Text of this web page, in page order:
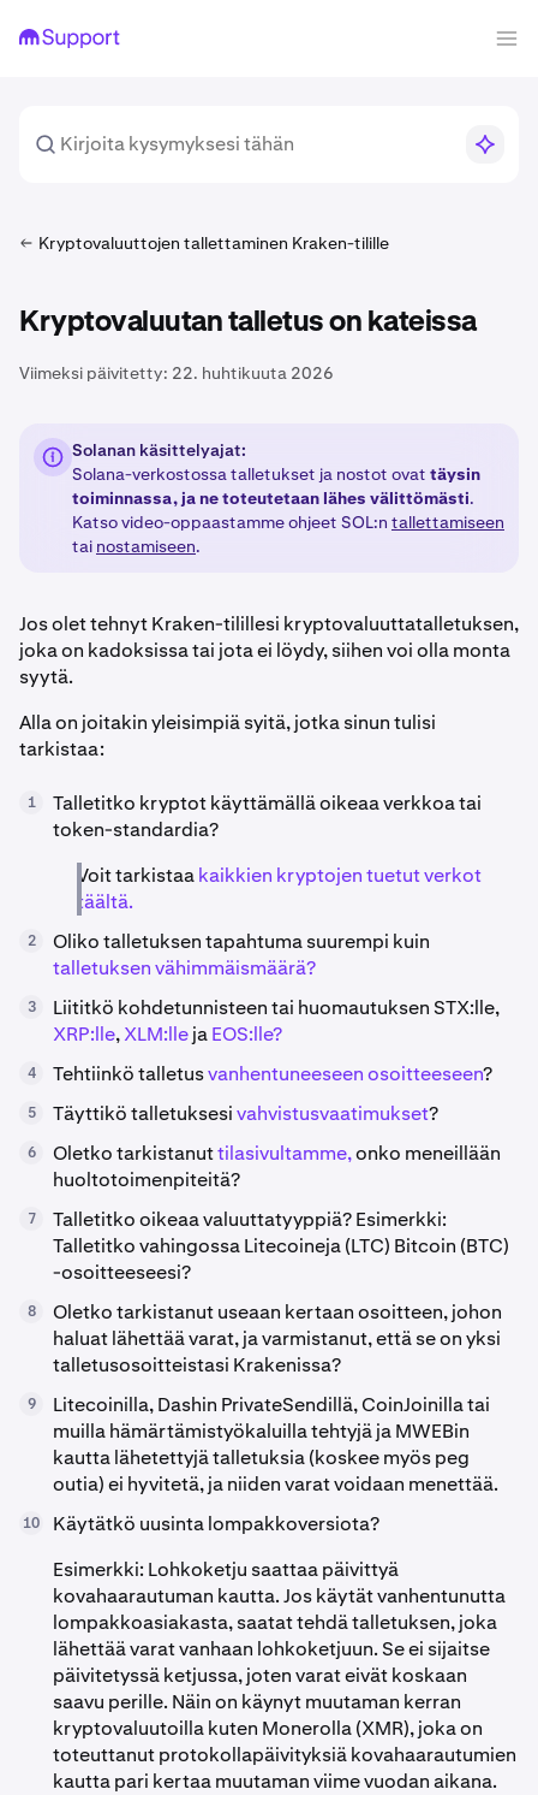
Kryptovaluuttojen tallettaminen Kraken-tilille
Kryptovaluutan talletus on kateissa
Viimeksi päivitetty: 22. huhtikuuta 2026
Solanan käsittelyajat:
Solana-verkostossa talletukset ja nostot ovat täysin
toiminnassa, ja ne toteutetaan lähes välittömästi.
Katso video-oppaastamme ohjeet SOL:n tallettamiseen
tai nostamiseen.
Jos olet tehnyt Kraken-tilillesi kryptovaluuttatalletuksen,
joka on kadoksissa tai jota ei löydy, siihen voi olla monta
syytä.
Alla on joitakin yleisimpiä syitä, jotka sinun tulisi
tarkistaa:
1
Talletitko kryptot käyttämällä oikeaa verkkoa tai
token-standardia?
Voit tarkistaakaikkien kryptojen tuetut verkot
täältä.
2
Oliko talletuksen tapahtuma suurempi kuin
talletuksen vähimmäismäärä?
3
Liititkö kohdetunnisteen tai huomautuksen STX:lle,
XRP:lle,XLM:llejaEOS:lle?
4 Tehtiinkö talletusvanhentuneeseen osoitteeseen?
5 Täyttikö talletuksesivahvistusvaatimukset?
6 Oletko tarkistanuttilasivultamme,onko meneillään
huoltotoimenpiteitä?
7
Talletitko oikeaa valuuttatyyppiä? Esimerkki:
Talletitko vahingossa Litecoineja (LTC) Bitcoin (BTC)
-osoitteeseesi?
8
Oletko tarkistanut useaan kertaan osoitteen, johon
haluat lähettää varat, ja varmistanut, että se on yksi
talletusosoitteistasi Krakenissa?
9
Litecoinilla, Dashin PrivateSendillä, CoinJoinilla tai
muilla hämärtämistyökaluilla tehtyjä ja MWEBin
kautta lähetettyjä talletuksia (koskee myös peg
outia) ei hyvitetä, ja niiden varat voidaan menettää.
10
Käytätkö uusinta lompakkoversiota?
Esimerkki: Lohkoketju saattaa päivittyä
kovahaarautuman kautta. Jos käytät vanhentunutta
lompakkoasiakasta, saatat tehdä talletuksen, joka
lähettää varat vanhaan lohkoketjuun. Se ei sijaitse
päivitetyssä ketjussa, joten varat eivät koskaan
saavu perille. Näin on käynyt muutaman kerran
kryptovaluutoilla kuten Monerolla (XMR), joka on
toteuttanut protokollapäivityksiä kovahaarautumien
kautta pari kertaa muutaman viime vuodan aikana.